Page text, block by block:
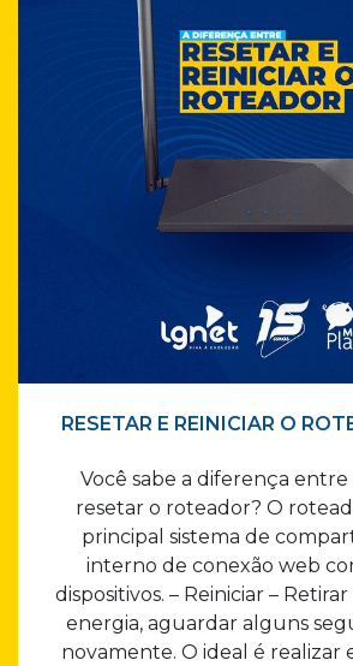
RESETAR E REINICIAR O
Você sabe a diferença entre
resetar o roteador? O
principal sistema de
interno de conexão web
dispositivos. – Reiniciar –
energia, aguardar alguns
novamente. O ideal é realizar